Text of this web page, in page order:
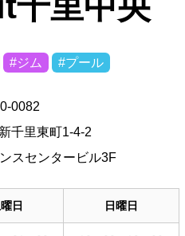
#ジム #プール
0082
千里東町1-4-2
スセンタービル3F
日 日曜日